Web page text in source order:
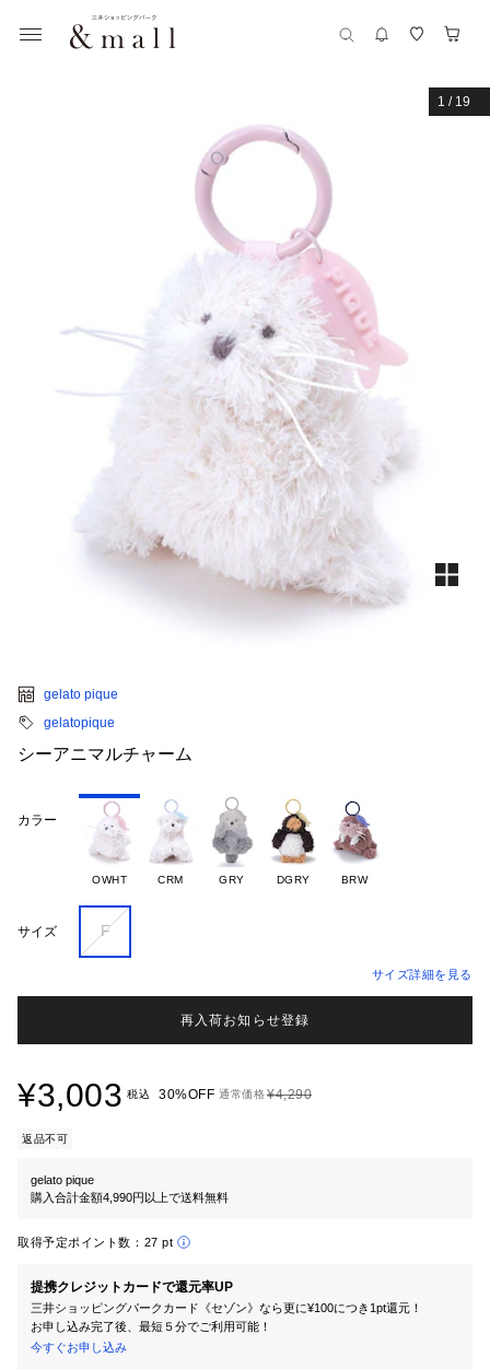
1 / 19
gelato pique
gelatopique
シーアニマルチャーム
カラー
OWHT CRM GRY DGRY BRW
サイズ F
サイズ詳細を見る
再入荷お知らせ登録
¥3,003 税込 30%OFF 通常価格¥4,290
返品不可
gelato pique
購入合計金額4,990円以上で送料無料
取得予定ポイント数： 27 pt
提携クレジットカードで還元率UP
三井ショッピングパークカード《セゾン》なら更に¥100につき1pt還元！
お申し込み完了後、最短５分でご利用可能！
今すぐお申し込み